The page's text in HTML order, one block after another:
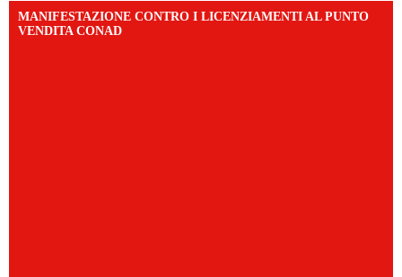
MANIFESTAZIONE CONTRO I LICENZIAMENTI AL PUNTO
VENDITA CONAD